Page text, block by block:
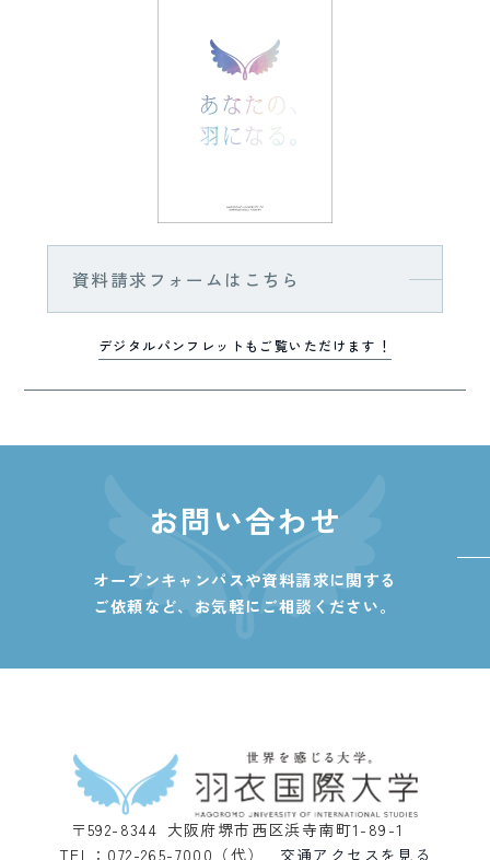
資料請求フォームはこちら
デジタルパンフレットもご覧いただけます！
お問い合わせ
オープンキャンパスや資料請求に関する
ご依頼など、 お気軽にご相談ください。
〒592-8344 大阪府堺市西区浜寺南町1-89-1
TEL：072-265-7000（代）
交通アクセスを見る